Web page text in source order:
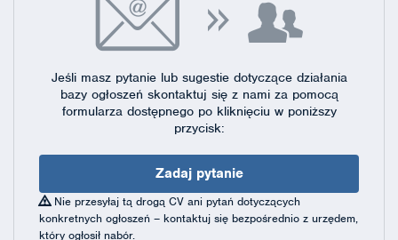
Jeśli masz pytanie lub sugestie dotyczące działania
bazy ogłoszeń skontaktuj się z nami za pomocą
formularza dostępnegopo kliknięciu w poniższy
przycisk:
Zadaj pytanie
Nie przesyłaj tą drogą CV ani pytań dotyczących
konkretnych ogłoszeń – kontaktuj się bezpośrednio z urzędem,
który ogłosił nabór.